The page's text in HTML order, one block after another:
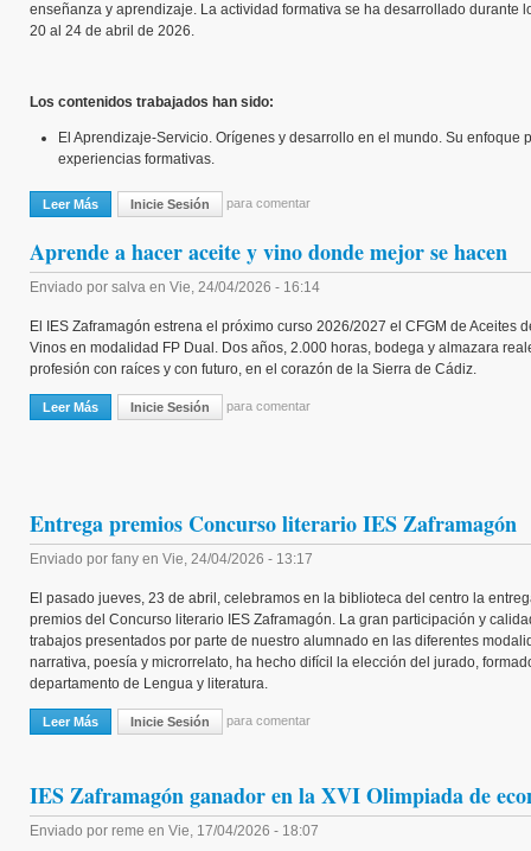
enseñanza y aprendizaje. La actividad formativa se ha desarrollado durante
20 al 24 de abril de 2026.
Los contenidos trabajados han sido:
El Aprendizaje-Servicio. Orígenes y desarrollo en el mundo. Su enfoque
experiencias formativas.
Leer Más Sobre La Formación Profesional Se Fortalece Con Erasmus+:
Inicie Sesión para comentar
Aprende a hacer aceite y vino donde mejor se hacen
Enviado por salva en Vie, 24/04/2026 - 16:14
El IES Zaframagón estrena el próximo curso 2026/2027 el CFGM de Aceites
Vinos en modalidad FP Dual. Dos años, 2.000 horas, bodega y almazara
profesión con raíces y con futuro, en el corazón de la Sierra de Cádiz.
Leer Más Sobre Aprende A Hacer Aceite Y Vino Donde Mejor Se Hacen
Inicie Sesión para comentar
Entrega premios Concurso literario IES Zaframagón
Enviado por fany en Vie, 24/04/2026 - 13:17
El pasado jueves, 23 de abril, celebramos en la biblioteca del centro la
premios del Concurso literario IES Zaframagón. La gran participación y
trabajos presentados por parte de nuestro alumnado en las diferentes
narrativa, poesía y microrrelato, ha hecho difícil la elección del jurado,
departamento de Lengua y literatura.
Leer Más Sobre Entrega Premios Concurso Literario IES Zaframagón
Inicie Sesión para comentar
IES Zaframagón ganador en la XVI Olimpiada de
Enviado por reme en Vie, 17/04/2026 - 18:07